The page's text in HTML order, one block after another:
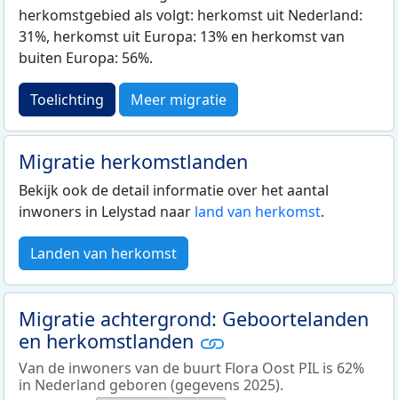
herkomstgebied als volgt: herkomst uit Nederland:
31%, herkomst uit Europa: 13% en herkomst van
buiten Europa: 56%.
Toelichting Meer migratie
Migratie herkomstlanden
Bekijk ook de detail informatie over het aantal
inwoners in Lelystad naar land van herkomst.
Landen van herkomst
Migratie achtergrond: Geboortelanden
en herkomstlanden
Van de inwoners van de buurt Flora Oost PIL is 62%
in Nederland geboren (gegevens 2025).